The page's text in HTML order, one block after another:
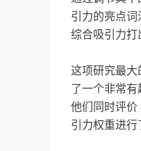
引力的亮点词
综合吸引力打
这项研究最大
了一个非常
他们同时评价
引力权重进行